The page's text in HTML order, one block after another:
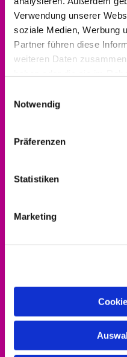
Verwendung unserer
soziale Medien, Werbung
Partner führen diese
weiteren Daten
Notwendig
Präferenzen
Statistiken
Marketing
0561 937821-440